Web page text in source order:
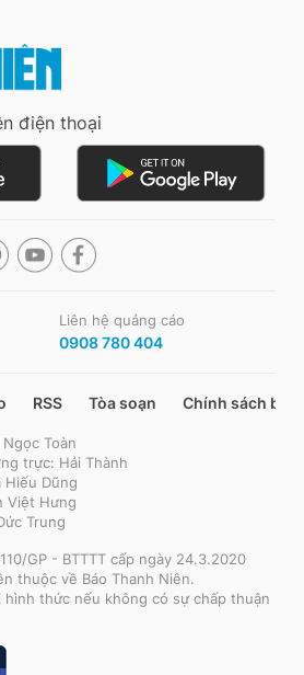
điện thoại
Liên hệ quảng cáo
0908 780 404
RSS Tòa soạn Chính sách bảo
Toàn
trực: Hải Thành
Hiếu Dũng
Việt Hưng
Trung
GP - BTTTT cấp ngày 24.3.2020
thuộc về Báo Thanh Niên.
hình thức nếu không có sự chấp thuận